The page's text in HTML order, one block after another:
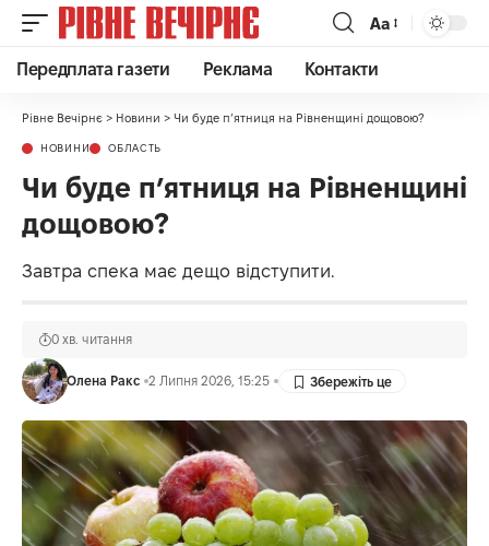
Аа
Передплата газети Реклама Контакти
Рівне Вечірнє > Новини > Чи буде п’ятниця на Рівненщині дощовою?
НОВИНИ ОБЛАСТЬ
Чи буде п’ятниця на Рівненщині
дощовою?
Завтра спека має дещо відступити.
Олена Ракс 2 Липня 2026, 15:25
0 хв. читання